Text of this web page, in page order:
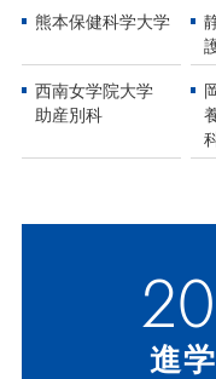
熊本保健科学大学
西南女学院大学
助産別科
進